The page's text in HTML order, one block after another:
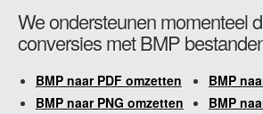
We ondersteunen momenteel
conversies met BMP
BMP naar PDF omzetten
BMP
BMP naar PNG omzetten
BMP